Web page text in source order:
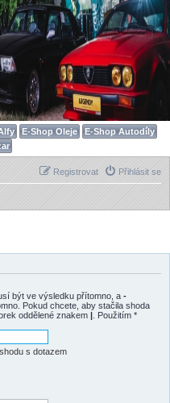
E-Shop Oleje
E-Shop Autodíly
Přihlásit se
Registrovat
být ve výsledku přítomno, a -
Pokud chcete, aby stačila shoda
oddělené znakem | . Použitím *
s dotazem